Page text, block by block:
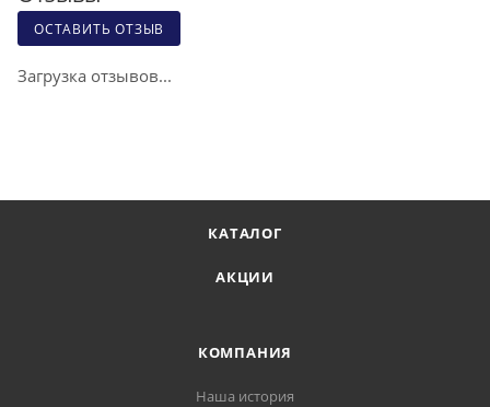
ОСТАВИТЬ ОТЗЫВ
Загрузка отзывов...
КАТАЛОГ
АКЦИИ
КОМПАНИЯ
Наша история